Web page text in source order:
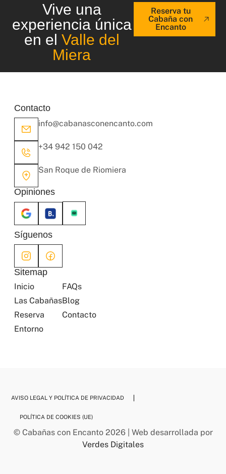
Vive una
experiencia única
en el Valle del
Miera
Reserva tu
Cabaña con
Encanto
Contacto
info@cabanasconencanto.com
+34 942 150 042
San Roque de Riomiera
Opiniones
Síguenos
Sitemap
Inicio
Las Cabañas
Reserva
Entorno
FAQs
Blog
Contacto
AVISO LEGAL Y POLÍTICA DE PRIVACIDAD
POLÍTICA DE COOKIES (UE)
© Cabañas con Encanto 2026 | Web desarrollada por
Verdes Digitales